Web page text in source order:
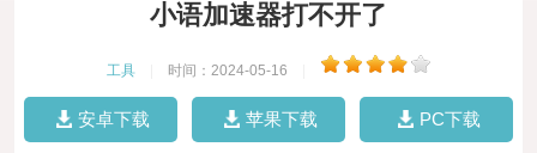
小语加速器打不开了
工具 时间：2024-05-16
安卓下载 苹果下载 PC下载